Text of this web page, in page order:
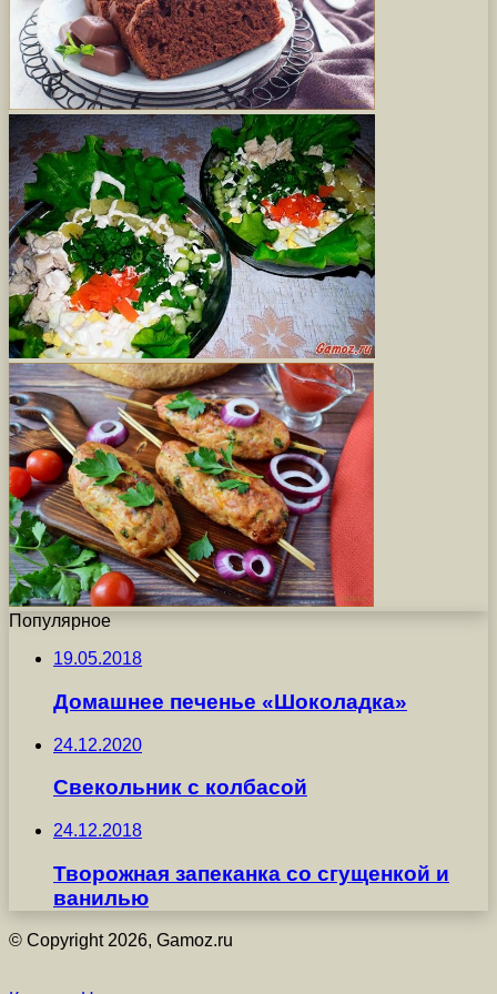
Популярное
19.05.2018
Домашнее печенье «Шоколадка»
24.12.2020
Свекольник с колбасой
24.12.2018
Творожная запеканка со сгущенкой и
ванилью
© Copyright 2026, Gamoz.ru